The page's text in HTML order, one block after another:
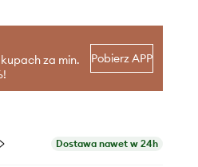
za min.
Pobierz APP
Dostawa nawet w 24h